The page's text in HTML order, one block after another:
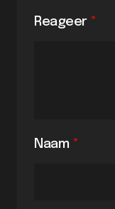
Reageer *
Naam *